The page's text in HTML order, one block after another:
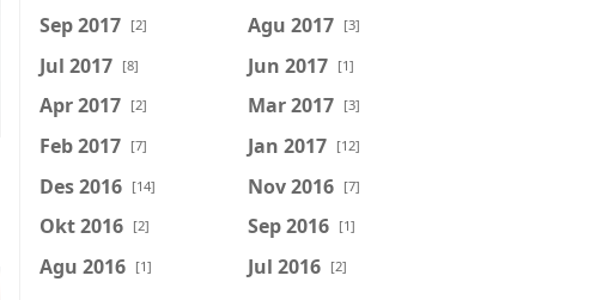
Sep 2017 [2] Agu 2017 [3]
Jul 2017 [8] Jun 2017 [1]
Apr 2017 [2] Mar 2017 [3]
Feb 2017 [7] Jan 2017 [12]
Des 2016 [14] Nov 2016 [7]
Okt 2016 [2] Sep 2016 [1]
Agu 2016 [1] Jul 2016 [2]